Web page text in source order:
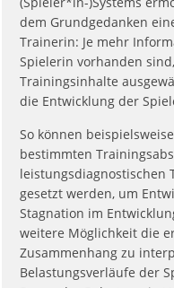
dem Grundgedanken
Trainerin: Je mehr
Spielerin vorhanden
Trainingsinhalte
die Entwicklung der
So können
bestimmten
leistungsdiagnostischen
gesetzt werden, um
Stagnation im
weitere Möglichkeit die
Zusammenhang zu
Belastungsverläufe der